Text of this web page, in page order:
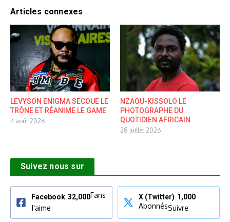
Articles connexes
LEVYSON ENIGMA SECOUE LE
TRÔNE ET RÉANIME LE GAME
4 août 2026
NZAOU-KISSOLO LE
PHOTOGRAPHE DU
QUOTIDIEN AFRICAIN
28 juillet 2026
Suivez nous sur
Facebook 32,000Fans
J'aime
X (Twitter) 1,000
AbonnésSuivre